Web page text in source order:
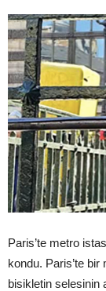
Paris’te metro
kondu. Paris’te bir
bisikletin selesinin